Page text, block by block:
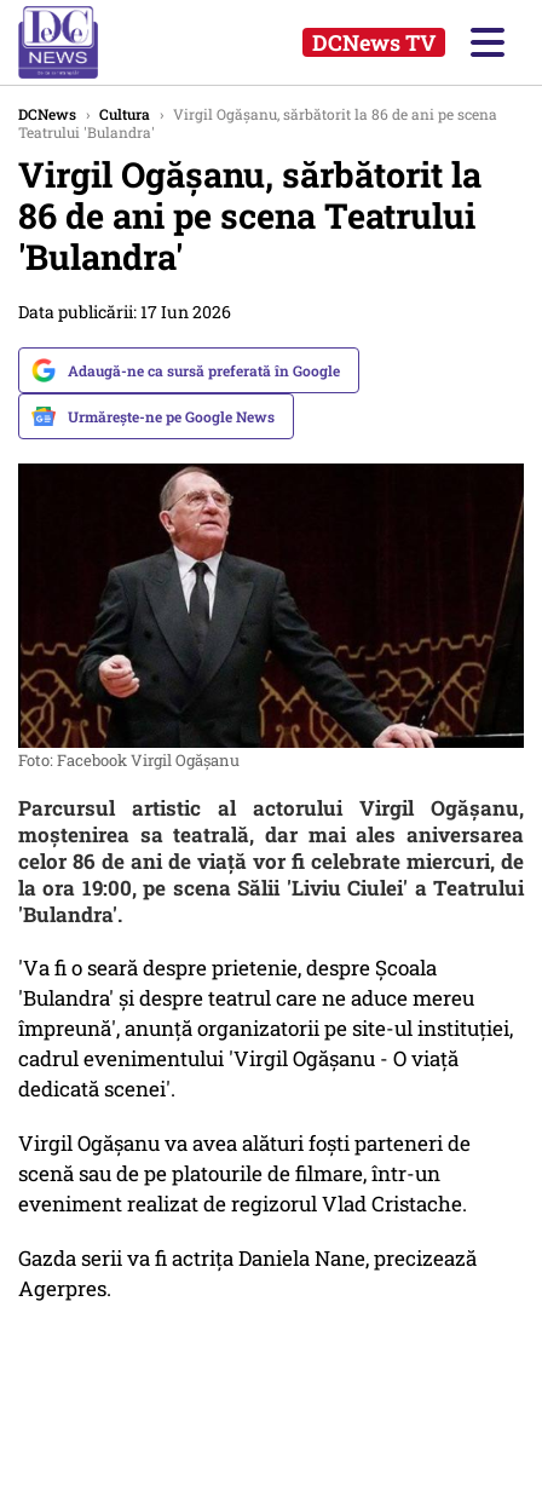
DCNews TV
DCNews › Cultura › Virgil Ogășanu, sărbătorit la 86 de ani pe scena
Teatrului 'Bulandra'
Virgil Ogășanu, sărbătorit la
86 de ani pe scena Teatrului
'Bulandra'
Data publicării: 17 Iun 2026
Adaugă-ne ca sursă preferată în Google
Urmărește-ne pe Google News
Foto: Facebook Virgil Ogășanu
Parcursul artistic al actorului Virgil Ogășanu,
moștenirea sa teatrală, dar mai ales aniversarea
celor 86 de ani de viață vor fi celebrate miercuri, de
la ora 19:00, pe scena Sălii 'Liviu Ciulei' a Teatrului
'Bulandra'.
'Va fi o seară despre prietenie, despre Școala
'Bulandra' și despre teatrul care ne aduce mereu
împreună', anunță organizatorii pe site-ul instituției,
cadrul evenimentului 'Virgil Ogășanu - O viață
dedicată scenei'.
Virgil Ogășanu va avea alături foști parteneri de
scenă sau de pe platourile de filmare, într-un
eveniment realizat de regizorul Vlad Cristache.
Gazda serii va fi actrița Daniela Nane, precizează
Agerpres.